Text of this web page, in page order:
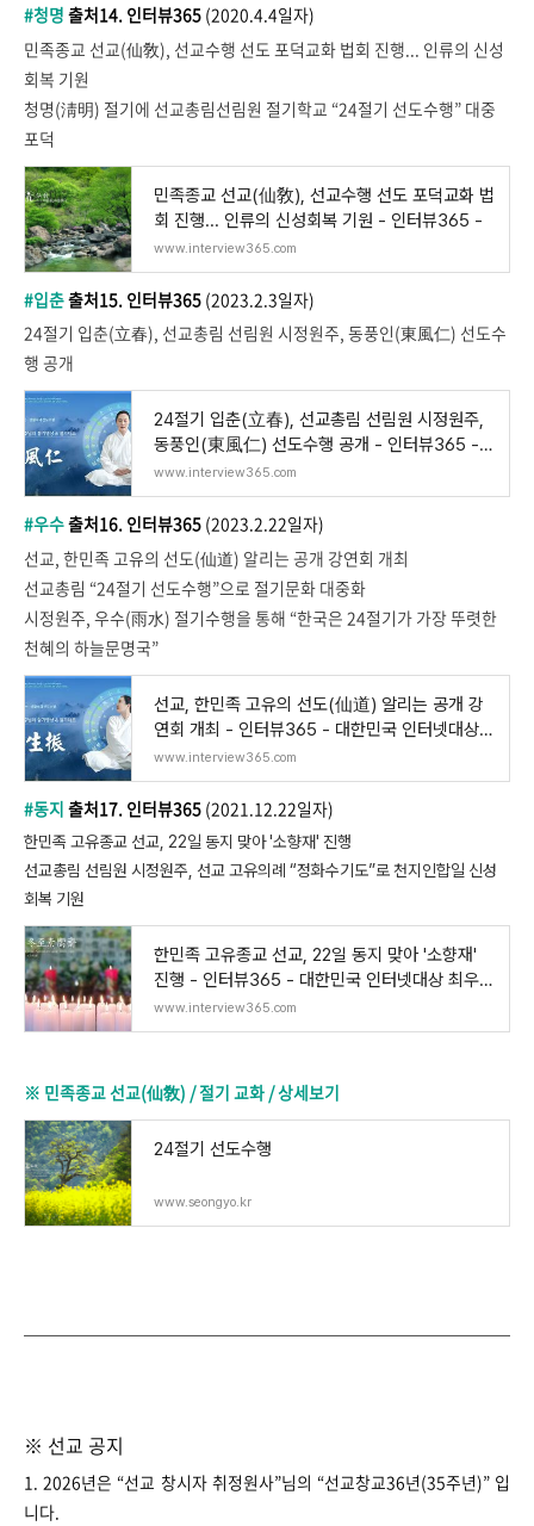
#청명 출처14. 인터뷰365 (2020.4.4일자)
민족종교 선교(仙敎), 선교수행 선도 포덕교화 법회 진행... 인류의 신성
회복 기원
청명(淸明) 절기에 선교총림선림원 절기학교 “24절기 선도수행” 대중
포덕
민족종교 선교(仙敎), 선교수행 선도 포덕교화 법
회 진행... 인류의 신성회복 기원 - 인터뷰365 -
www.interview365.com
#입춘출처15. 인터뷰365 (2023.2.3일자)
24절기 입춘(立春), 선교총림 선림원 시정원주, 동풍인(東風仁) 선도수
행 공개
24절기 입춘(立春), 선교총림 선림원 시정원주,
동풍인(東風仁) 선도수행 공개 - 인터뷰365 -
대한
www.interview365.com
#우수출처16. 인터뷰365 (2023.2.22일자)
선교, 한민족 고유의 선도(仙道) 알리는 공개 강연회 개최
선교총림 “24절기 선도수행”으로 절기문화 대중화
시정원주, 우수(雨水) 절기수행을 통해 “한국은 24절기가 가장 뚜렷한
천혜의 하늘문명국”
선교, 한민족 고유의 선도(仙道) 알리는 공개 강
연회 개최 - 인터뷰365 - 대한민국 인터넷대상
최
www.interview365.com
#동지 출처17. 인터뷰365 (2021.12.22일자)
한민족 고유종교 선교, 22일 동지 맞아 '소향재' 진행
선교총림 선림원 시정원주, 선교 고유의례 “정화수기도”로 천지인합일 신성
회복 기원
한민족 고유종교 선교, 22일 동지 맞아 '소향재'
진행 - 인터뷰365 - 대한민국 인터넷대상 최우수
상
www.interview365.com
※ 민족종교 선교(仙敎) / 절기 교화 / 상세보기
24절기 선도수행
www.seongyo.kr
※ 선교 공지​
1. 2026년은 “선교 창시자 취정원사”님의 “선교창교36년(35주년)”입
니다.